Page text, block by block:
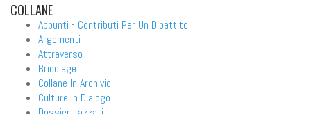
COLLANE
Appunti - Contributi Per Un Dibattito
Argomenti
Attraverso
Bricolage
Collane In Archivio
Culture In Dialogo